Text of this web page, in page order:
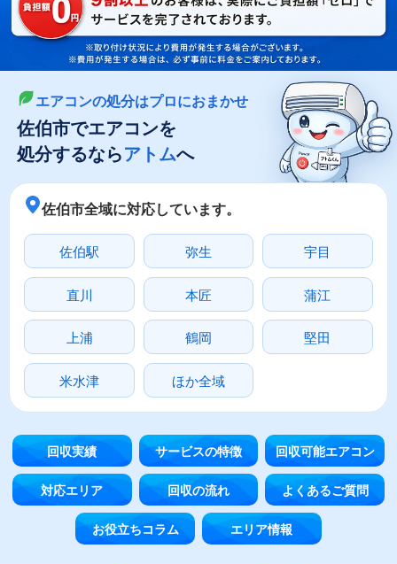
メールで回収依頼 LINEで回収依頼
エアコンの処分はプロにおまかせ
佐伯市でエアコンを
処分するならアトムへ
佐伯市全域に対応しています。
佐伯駅 弥生 宇目
直川 本匠 蒲江
上浦 鶴岡 堅田
米水津 ほか全域
回収実績 サービスの特徴 回収可能エアコン
対応エリア 回収の流れ よくあるご質問
お役立ちコラム エリア情報